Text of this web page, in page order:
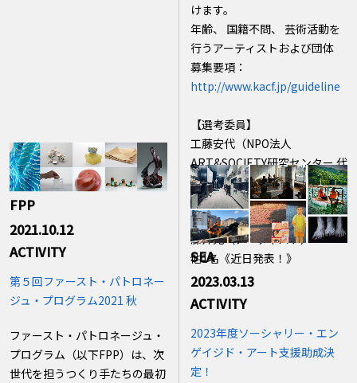
FPP
2021.10.12
ACTIVITY
第５回ファースト・パトロネー
ジュ・プログラム2021 秋
ファースト・パトロネージュ・
プログラム（以下FPP）は、次
世代を担うつくり手たちの最初
けます。
年齢、 国籍不問、 芸術活動を
行うアーティストおよび団体
募集要項：
http://www.kacf.jp/guideline
【選考委員】
工藤安代（NPO法人
ART&SOCIETY研究センター 代
表理事）
清水知子（東京藝術大学大学院
国際芸術創造研究科准教授）
藤井光（アーティスト）
他1名《近日発表！》
SEA
2023.03.13
ACTIVITY
2023年度ソーシャリー・エン
ゲイジド・アート支援助成決
定！